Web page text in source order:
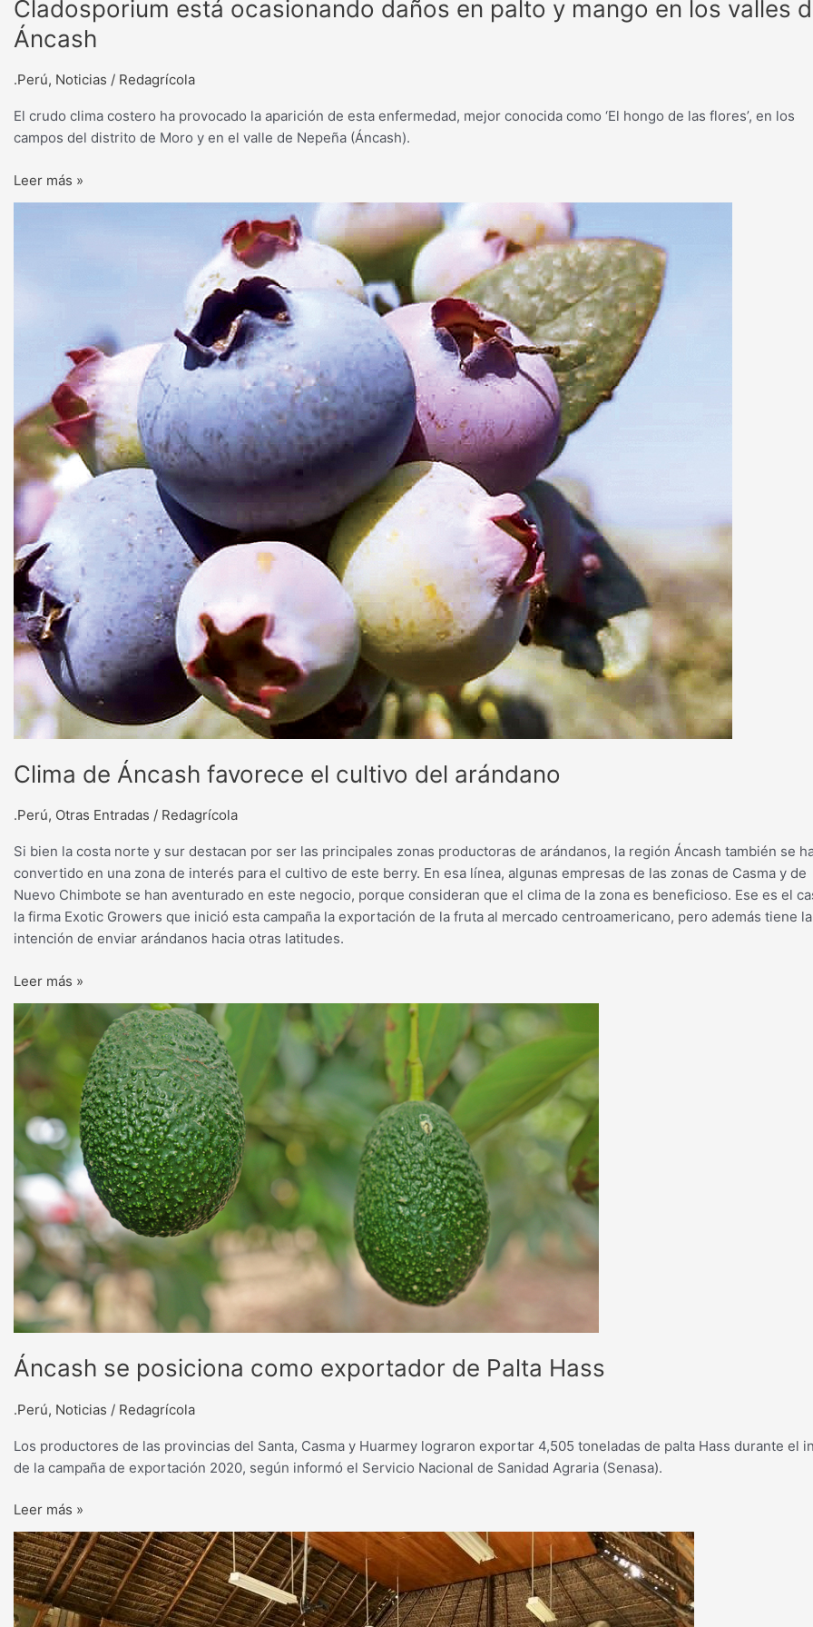
Cladosporium está ocasionando daños en palto y mango en los valles
Áncash
.Perú, Noticias / Redagrícola
El crudo clima costero ha provocado la aparición de esta enfermedad, mejor conocida como ‘El hongo de las flores’, en los
campos del distrito de Moro y en el valle de Nepeña (Áncash).
está
ocasionando
en
palto
y
en
los
Leer más »
Clima de Áncash favorece el cultivo del arándano
.Perú, Otras Entradas / Redagrícola
Si bien la costa norte y sur destacan por ser las principales zonas productoras de arándanos, la región Áncash también se
convertido en una zona de interés para el cultivo de este berry. En esa línea, algunas empresas de las zonas de Casma y de
Nuevo Chimbote se han aventurado en este negocio, porque consideran que el clima de la zona es beneficioso. Ese es el
la firma Exotic Growers que inició esta campaña la exportación de la fruta al mercado centroamericano, pero además tiene la
intención de enviar arándanos hacia otras latitudes.
arándano
Leer más »
Áncash se posiciona como exportador de Palta Hass
.Perú, Noticias / Redagrícola
Los productores de las provincias del Santa, Casma y Huarmey lograron exportar 4,505 toneladas de palta Hass durante el
de la campaña de exportación 2020, según informó el Servicio Nacional de Sanidad Agraria (Senasa).
Áncash
se
posiciona
como
exportador
de
Palta
Hass
Leer más »
Se
espera
que
gobiernos